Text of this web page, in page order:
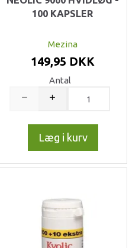
100 KAPSLER
Mezina
149,95 DKK
Antal
Læg i kurv